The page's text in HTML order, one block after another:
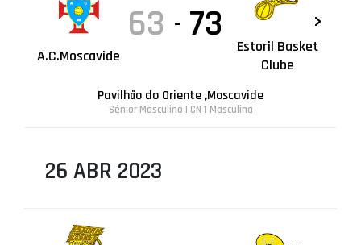
A.C.Moscavide
63 - 73
Estoril Basket
Clube
Pavilhão do Oriente ,Moscavide
Sénior Masculino | CN 1 Masculina
26 ABR 2023